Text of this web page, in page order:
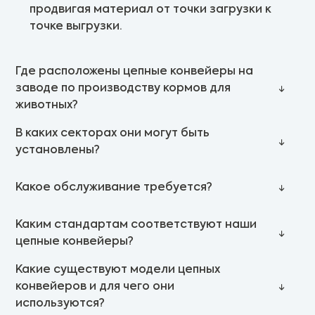
продвигая материал от точки загрузки к
точке выгрузки.
Где расположены цепные конвейеры на
заводе по производству кормов для
животных?
В каких секторах они могут быть
установлены?
Какое обслуживание требуется?
Каким стандартам соответствуют наши
цепные конвейеры?
Какие существуют модели цепных
конвейеров и для чего они
используются?